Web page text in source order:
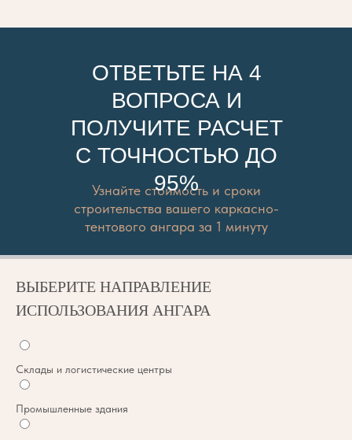
Узнайте стоимость и сроки
строительства вашего каркасно-
тентового ангара за 1 минуту
ОТВЕТЬТЕ НА 4
ВОПРОСА И
ПОЛУЧИТЕ РАСЧЕТ
С ТОЧНОСТЬЮ ДО
95%
ВЫБЕРИТЕ НАПРАВЛЕНИЕ
ИСПОЛЬЗОВАНИЯ АНГАРА
Склады и логистические центры
Промышленные здания